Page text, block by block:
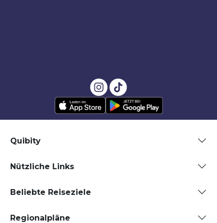
Quibity
Nützliche Links
Beliebte Reiseziele
Regionalpläne